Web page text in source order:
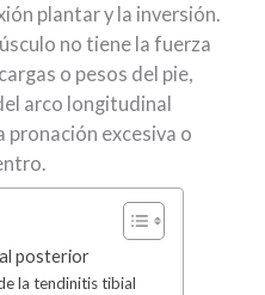
plantar y la inversión.
no tiene la fuerza
o pesos del pie,
arco longitudinal
pronación excesiva o
posterior
la tendinitis tibial